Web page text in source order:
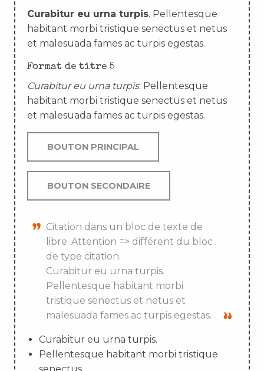
Curabitur eu urna turpis. Pellentesque
habitant morbi tristique senectus et netus
et malesuada fames ac turpis egestas.
Format de titre 5
Curabitur eu urna turpis. Pellentesque
habitant morbi tristique senectus et netus
et malesuada fames ac turpis egestas.
BOUTON PRINCIPAL
BOUTON SECONDAIRE
Citation dans un bloc de texte de
libre. Attention => différent du bloc
de type citation.
Curabitur eu urna turpis.
Pellentesque habitant morbi
tristique senectus et netus et
malesuada fames ac turpis egestas.
Curabitur eu urna turpis.
Pellentesque habitant morbi tristique